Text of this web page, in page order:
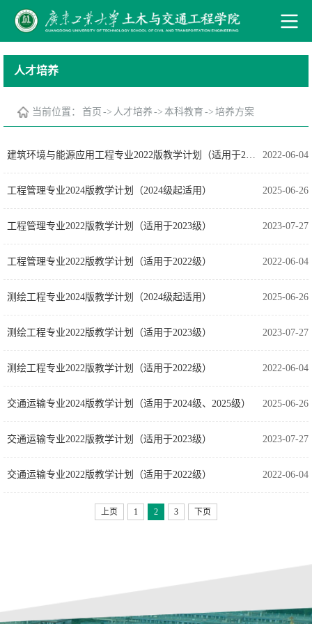
人才培养
当前位置： 首页 -> 人才培养 -> 本科教育 -> 培养方案
2022-06-04
2025-06-26
工程管理专业2024版教学计划（2024级起适用）
2023-07-27
工程管理专业2022版教学计划（适用于2023级）
2022-06-04
工程管理专业2022版教学计划（适用于2022级）
2025-06-26
测绘工程专业2024版教学计划（2024级起适用）
2023-07-27
测绘工程专业2022版教学计划（适用于2023级）
2022-06-04
测绘工程专业2022版教学计划（适用于2022级）
2025-06-26
交通运输专业2024版教学计划（适用于2024级、2025级）
2023-07-27
交通运输专业2022版教学计划（适用于2023级）
2022-06-04
交通运输专业2022版教学计划（适用于2022级）
上页 1 2 3 下页